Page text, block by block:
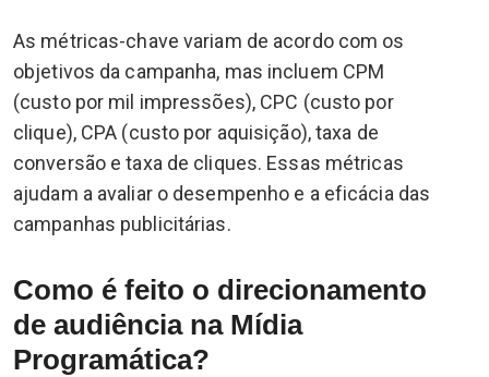
As métricas-chave variam de acordo com os
objetivos da campanha, mas incluem CPM
(custo por mil impressões), CPC (custo por
clique), CPA (custo por aquisição), taxa de
conversão e taxa de cliques. Essas métricas
ajudam a avaliar o desempenho e a eficácia das
campanhas publicitárias.
Como é feito o direcionamento
de audiência na Mídia
Programática?